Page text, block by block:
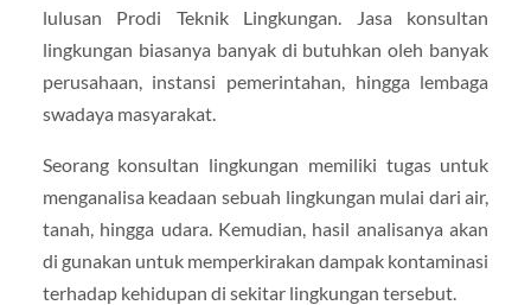
lulusan Prodi Teknik Lingkungan. Jasa konsultan
lingkungan biasanya banyak di butuhkan oleh banyak
perusahaan, instansi pemerintahan, hingga lembaga
swadaya masyarakat.
Seorang konsultan lingkungan memiliki tugas untuk
menganalisa keadaan sebuah lingkungan mulai dari air,
tanah, hingga udara. Kemudian, hasil analisanya akan
di gunakan untuk memperkirakan dampak kontaminasi
terhadap kehidupan di sekitar lingkungan tersebut.